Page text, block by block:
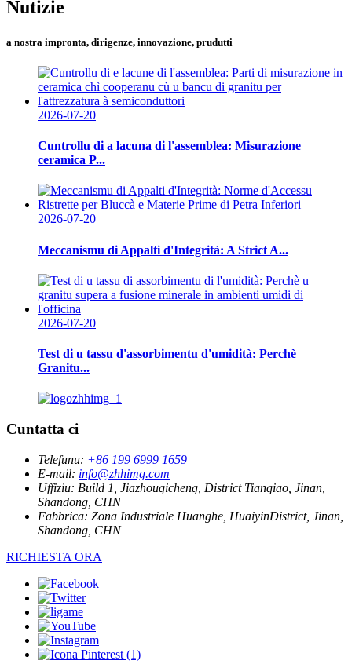
Nutizie
a nostra impronta, dirigenze, innovazione, prudutti
2026-07-20
Cuntrollu di a lacuna di l'assemblea: Misurazione
ceramica P...
2026-07-20
Meccanismu di Appalti d'Integrità: A Strict A...
2026-07-20
Test di u tassu d'assorbimentu d'umidità: Perchè
Granitu...
Cuntatta ci
Telefunu: +86 199 6999 1659
E-mail: info@zhhimg.com
Uffiziu: Build 1, Jiazhouqicheng, District Tianqiao, Jinan,
Shandong, CHN
Fabbrica: Zona Industriale Huanghe, HuaiyinDistrict, Jinan,
Shandong, CHN
RICHIESTA ORA